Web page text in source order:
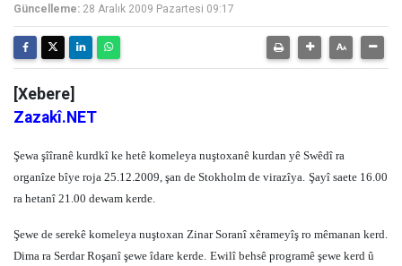
Güncelleme: 28 Aralık 2009 Pazartesi 09:17
[Xebere]
Zazakî.NET
Şewa şîîranê kurdkî ke hetê komeleya nuştoxanê kurdan yê Swêdî ra
organîze bîye roja 25.12.2009, şan de Stokholm de virazîya. Şayî saete 16.00
ra hetanî 21.00 dewam kerde.
Şewe de serekê komeleya nuştoxan Zinar Soranî xêrameyîş ro mêmanan kerd.
Dima ra Serdar Roşanî şewe îdare kerde. Ewilî behsê programê şewe kerd û